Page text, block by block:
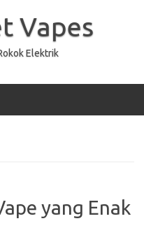
Vapes
Elektrik
yang Enak